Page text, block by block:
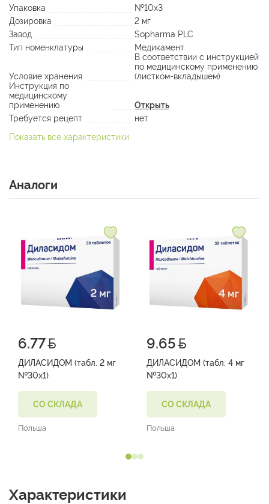
Упаковка
№10х3
Дозировка
2 мг
Завод
Sopharma PLC
Тип номенклатуры
Медикамент
Условие хранения
В соответствии с инструкцией
по медицинскому применению
(листком-вкладышем)
Инструкция по
медицинскому
применению
Открыть
Требуется рецепт
нет
Показать все характеристики
Аналоги
6.77
ДИЛАСИДОМ (табл. 2 мг
№30х1)
СО СКЛАДА
Польша
9.65
ДИЛАСИДОМ (табл. 4 мг
№30х1)
СО СКЛАДА
Польша
Характеристики